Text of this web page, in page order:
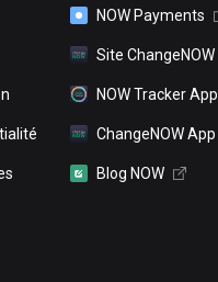
NOW Payments
Site ChangeNOW
NOW Tracker App
ChangeNOW App
Blog NOW